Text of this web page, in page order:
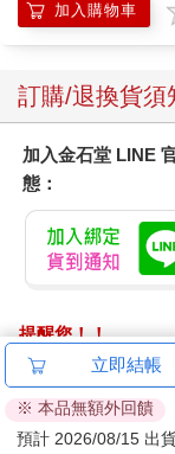
加入購物車
訂購/退換貨須
加入金石堂 LINE
態：
提醒您！！
金石堂及銀行均不
ATM提款機，請不
退換貨須知：
立即結帳
※ 本品無額外回饋
預計 2026/08/15 出